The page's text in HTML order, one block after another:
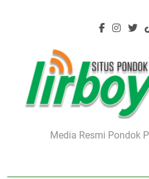
Lirboyo.net
Media Resmi Pondok